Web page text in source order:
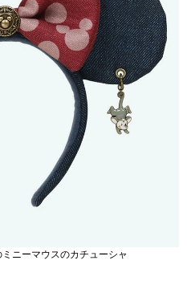
ニーマウスのカチューシャ